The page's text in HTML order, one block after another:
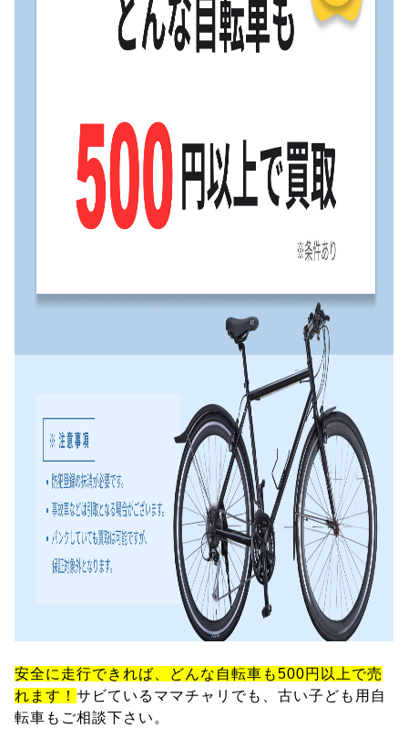
安全に走行できれば、どんな自転車も500円以上で売
れます！ サビているママチャリでも、古い子ども用自
転車もご相談下さい。